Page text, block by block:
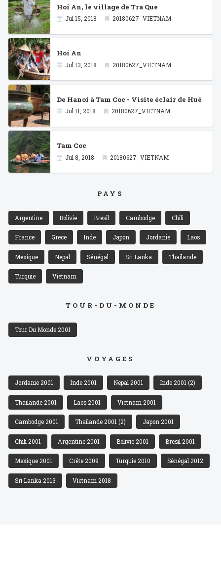
Hoi An, le village de Tra Que
Jul 15, 2018 20180627_VIETNAM
Hoi An
Jul 13, 2018 20180627_VIETNAM
De Hanoi à Tam Coc - Visite éclair de Hué
Jul 11, 2018 20180627_VIETNAM
Tam Coc
Jul 8, 2018 20180627_VIETNAM
PAYS
Argentine Bolivie Bresil Cambodge Chili
France Grece Inde Japon Jordanie Laos
Mexique Nepal Sénégal Sri Lanka Thailande
Turquie Vietnam
TOUR-DU-MONDE
Tour Du Monde 2001
VOYAGES
Jordanie 2001 Inde 2001 Nepal 2001 Inde 2001 (2)
Thailande 2001 Laos 2001 Vietnam 2001
Cambodge 2001 Thailande 2001 (2) Japon 2001
Chili 2001 Argentine 2001 Bolivie 2001 Bresil 2001
Mexique 2001 Crête 2009 Turquie 2010 Sénégal 2012
Sri Lanka 2013 Vietnam 2018